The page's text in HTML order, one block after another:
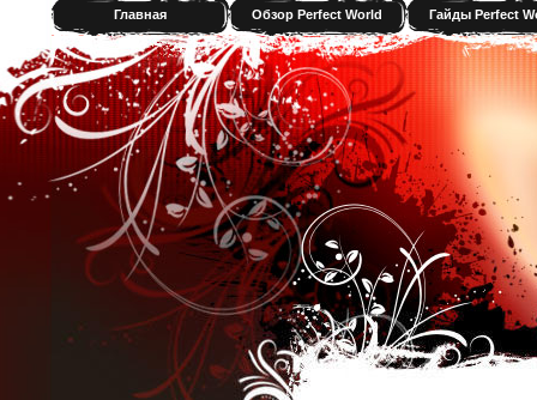
Главная Обзор Perfect World Гайды Perfect